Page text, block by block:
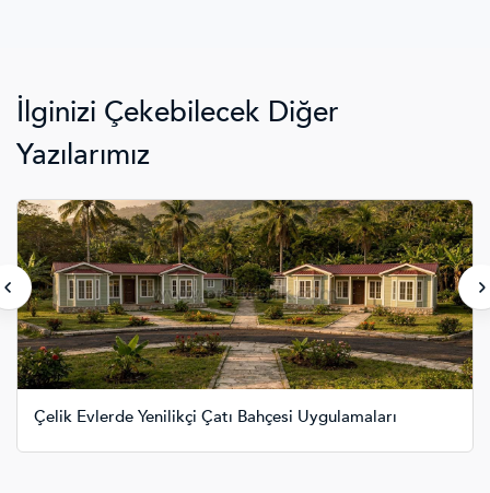
İlginizi Çekebilecek Diğer
Yazılarımız
Çelik Evlerde Yenilikçi Çatı Bahçesi Uygulamaları